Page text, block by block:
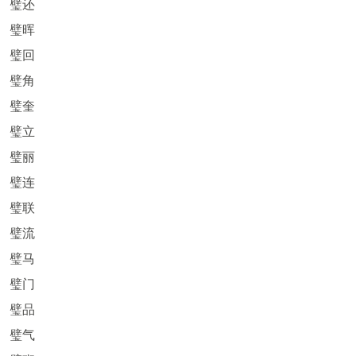
璧还
璧晖
璧回
璧角
璧奎
璧立
璧丽
璧连
璧联
璧流
璧马
璧门
璧品
璧气